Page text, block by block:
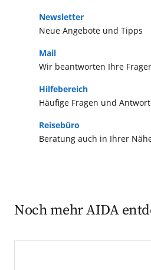
Neue Angebote und Tipps
Newsletter
Häufige Fragen und
Hilfebereich
Wir beantworten Ihre
Mail
Beratung auch in Ihrer
Reisebüro
Noch mehr AIDA